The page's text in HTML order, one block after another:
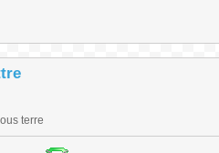
terre